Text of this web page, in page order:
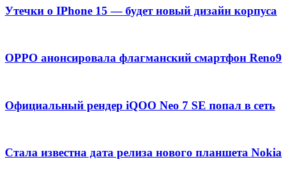
Утечки о IPhone 15 — будет новый дизайн корпуса
OPPO анонсировала флагманский смартфон Reno9
Официальный рендер iQOO Neo 7 SE попал в сеть
Стала известна дата релиза нового планшета Nokia